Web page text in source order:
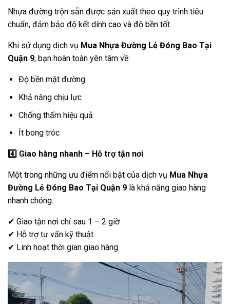
Nhựa đường trộn sẵn được sản xuất theo quy trình tiêu
chuẩn, đảm bảo độ kết dính cao và độ bền tốt.
Khi sử dụng dịch vụ Mua Nhựa Đường Lẻ Đóng Bao Tại
Quận 9, bạn hoàn toàn yên tâm về:
Độ bền mặt đường
Khả năng chịu lực
Chống thấm hiệu quả
Ít bong tróc
4️ Giao hàng nhanh – Hỗ trợ tận nơi
Một trong những ưu điểm nổi bật của dịch vụ Mua Nhựa
Đường Lẻ Đóng Bao Tại Quận 9 là khả năng giao hàng
nhanh chóng.
✔ Giao tận nơi chỉ sau 1 – 2 giờ
✔ Hỗ trợ tư vấn kỹ thuật
✔ Linh hoạt thời gian giao hàng